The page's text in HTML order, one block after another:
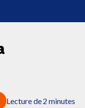
Lecture de 2 minutes